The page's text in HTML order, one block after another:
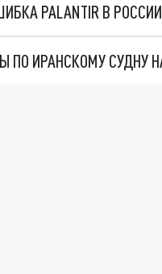
ПО ИРАНСКОМУ СУДНУ